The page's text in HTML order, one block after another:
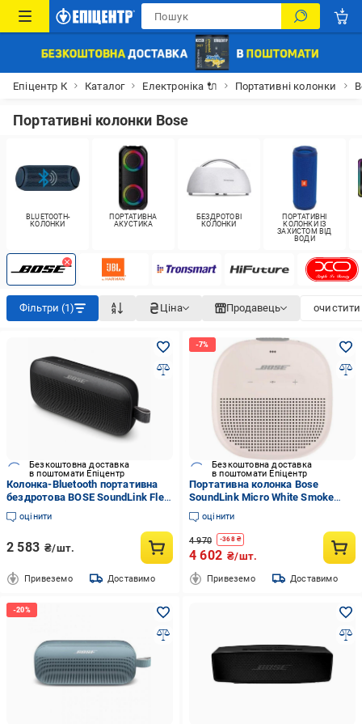
Епіцентр К Каталог Електроніка 🔌 Портативні колонки
Портативні колонки Bose
BLUETOOTH-
КОЛОНКИ
ПОРТАТИВНА
АКУСТИКА
БЕЗДРОТОВІ
КОЛОНКИ
ПОРТАТИВНІ
КОЛОНКИ ІЗ
ЗАХИСТОМ ВІД
ВОДИ
Фільтри (1) Ціна Продавець очистити
Безкоштовна доставка
в поштомати Епіцентр
Колонка-Bluetooth портативна
бездротова BOSE SoundLink Flex
(1016-020-00)
оцінити
2 583 ₴/шт.
Привеземо Доставимо
Безкоштовна доставка
в поштомати Епіцентр
Портативна колонка Bose
SoundLink Micro White Smoke
(783342-0400)
оцінити
4 970 -368₴
4 602 ₴/шт.
Привеземо Доставимо